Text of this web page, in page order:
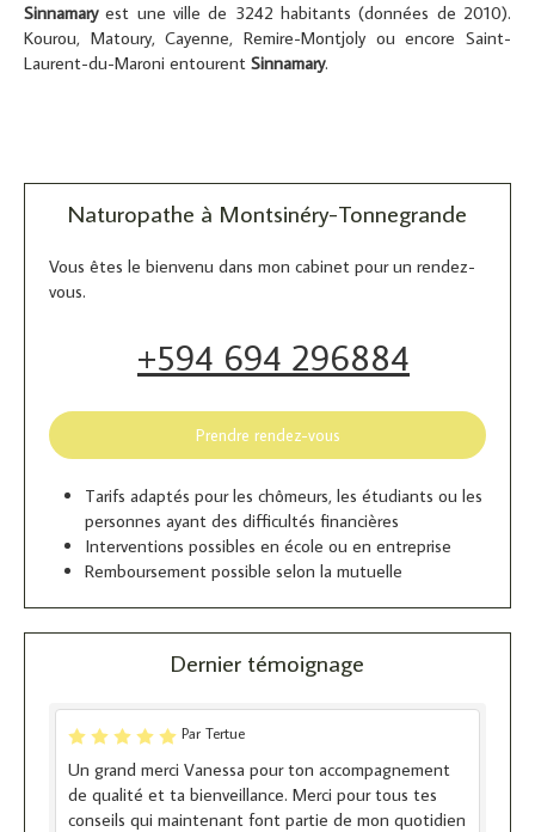
Sinnamaryest une ville de 3242 habitants (données de 2010).
Kourou, Matoury, Cayenne, Remire-Montjoly ou encore Saint-
Laurent-du-Maroni entourent Sinnamary.
Naturopathe à Montsinéry-Tonnegrande
Vous êtes le bienvenu dans mon cabinet pour un rendez-
vous.
+594 694 296884
Prendre rendez-vous
Tarifs adaptés pour les chômeurs, les étudiants ou les
personnes ayant des difficultés financières
Interventions possibles en école ou en entreprise
Remboursement possible selon la mutuelle
Dernier témoignage
Par Tertue
Un grand merci Vanessa pour ton accompagnement
de qualité et ta bienveillance. Merci pour tous tes
conseils qui maintenant font partie de mon quotidien